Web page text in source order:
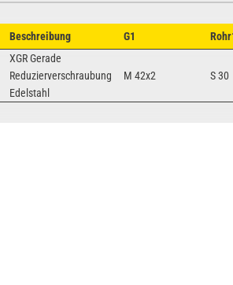
Beschreibung G1
XGR Gerade
Reduzierverschraubung
Edelstahl
M 42x2 S 30